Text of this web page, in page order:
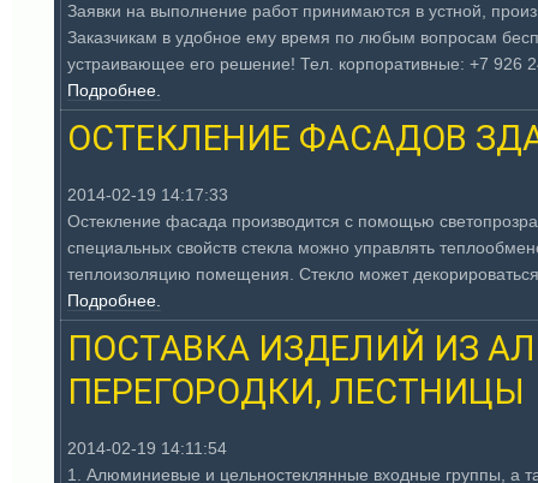
Заявки на выполнение работ принимаются в устной,
Заказчикам в удобное ему время по любым вопросам
устраивающее его решение! Тел. корпоративные: +7 926
Подробнее.
ОСТЕКЛЕНИЕ ФАСАДОВ
2014-02-19 14:17:33
Остекление фасада производится с помощью
специальных свойств стекла можно управлять
теплоизоляцию помещения. Стекло может
Подробнее.
ПОСТАВКА ИЗДЕЛИЙ ИЗ
ПЕРЕГОРОДКИ, ЛЕСТНИЦЫ
2014-02-19 14:11:54
1. Алюминиевые и цельностеклянные входные группы, а